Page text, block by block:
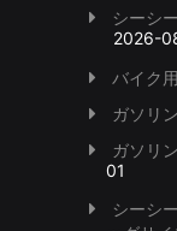
シーシ
2026-
バイク
ガソリ
ガソリ
01
シーシ